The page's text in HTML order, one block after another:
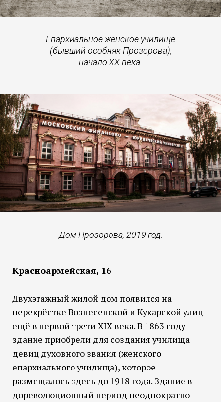
Епархиальное женское училище
(бывший особняк Прозорова),
начало XX века.
Дом Прозорова, 2019 год.
Красноармейская, 16
Двухэтажный жилой дом появился на
перекрёстке Вознесенской и Кукарской улиц
ещё в первой трети XIX века. В 1863 году
здание приобрели для создания училища
девиц духовного звания (женского
епархиального училища), которое
размещалось здесь до 1918 года. Здание в
дореволюционный период неоднократно